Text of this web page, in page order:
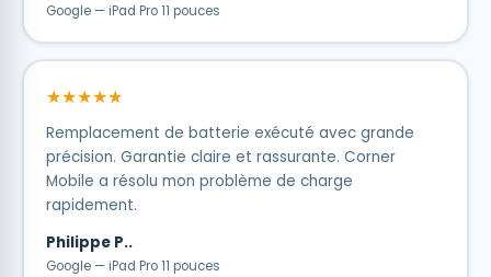
Google — iPad Pro 11 pouces
★★★★★
Remplacement de batterie exécuté avec grande
précision. Garantie claire et rassurante. Corner
Mobile a résolu mon problème de charge
rapidement.
Philippe P..
Google — iPad Pro 11 pouces